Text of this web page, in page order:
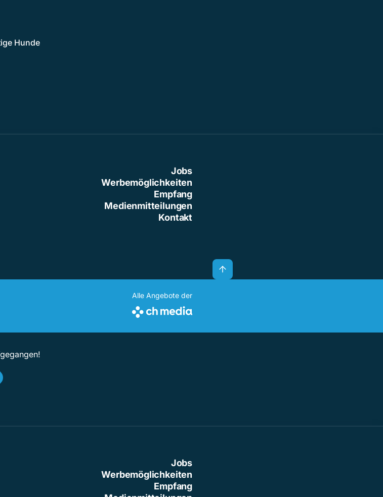
Hunde
Jobs
Werbemöglichkeiten
Empfang
Medienmitteilungen
Kontakt
Alle Angebote der
Jobs
Werbemöglichkeiten
Empfang